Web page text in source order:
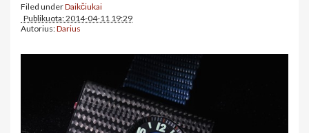
Filed underDaikčiukai
Publikuota: 2014-04-11 19:29
Autorius:Darius